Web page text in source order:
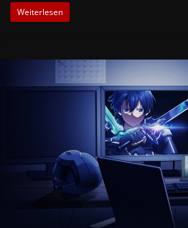
Weiterlesen